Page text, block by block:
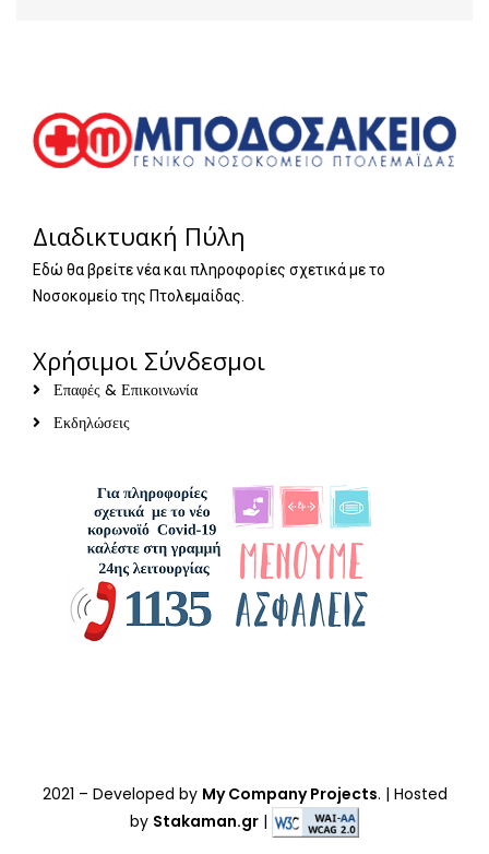
Διαδικτυακή Πύλη
Εδώ θα βρείτε νέα και πληροφορίες σχετικά με το
Νοσοκομείο της Πτολεμαίδας.
Χρήσιμοι Σύνδεσμοι
Επαφές & Επικοινωνία
Εκδηλώσεις
2021 – Developed by My Company Projects. | Hosted
by Stakaman.gr |